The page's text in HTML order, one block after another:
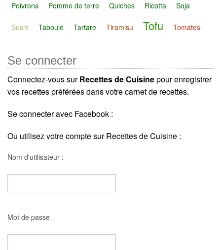
Poivrons
Pomme de terre Quiches Ricotta Soja
Sushi Taboulé Tartare Tiramisu Tofu Tomates
Se connecter
Connectez-vous surRecettes de Cuisinepour enregistrer
vos recettes préférées dans votre carnet de recettes.
Se connecter avec Facebook :
Ou utilisez votre compte sur Recettes de Cuisine :
Nom d'utilisateur :
Mot de passe